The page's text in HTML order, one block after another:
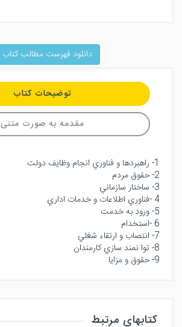
دانلود فهرست مطالب کتاب
توضیحات کتاب
مقدمه به صورت متنی
1- راهبردها و فناوري انجام وظايف دولت
2- حقوق مردم
3- ساختار سازماني
4 -فناوري اطلاعات و خدمات اداري
5- ورود به خدمت
6 -استخدام
7- انتصاب و ارتقاء شغلي
8- توا نمند سازي كارمندان
9- حقوق و مزايا
کتابهای مرتبط